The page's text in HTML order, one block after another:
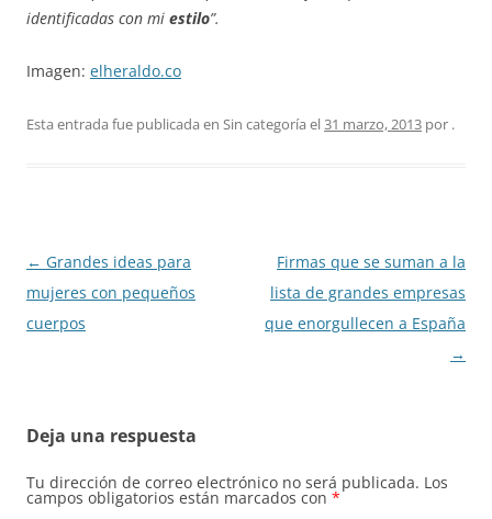
identificadas con mi estilo”.
Imagen: elheraldo.co
Esta entrada fue publicada en Sin categoría el31 marzo, 2013 por .
Navegación
de
entradas
← Grandes ideas para
mujeres con pequeños
cuerpos
Firmas que se suman a la
lista de grandes empresas
que enorgullecen a España
→
Deja una respuesta
Tu dirección de correo electrónico no será publicada. Los
campos obligatorios están marcados con *